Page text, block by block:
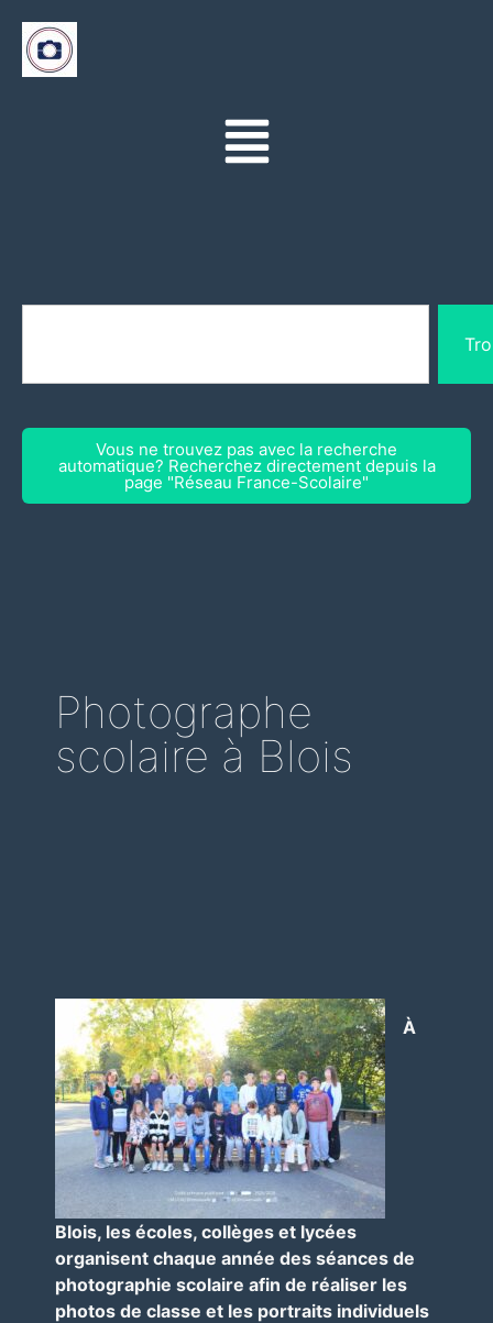
Vous ne trouvez pas avec la recherche
automatique? Recherchez directement depuis la
page "Réseau France-Scolaire"
Photographe
scolaire à Blois
À
Blois, les écoles, collèges et lycées
organisent chaque année des séances de
photographie scolaire afin de réaliser les
photos de classe et les portraits individuels